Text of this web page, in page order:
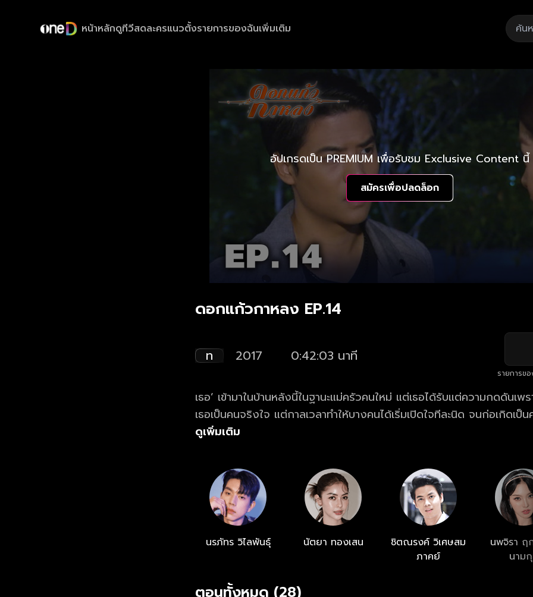
หน้าหลักดูทีวีสดละครแนวตั้งรายการของฉันเพิ่มเติม
อัปเกรดเป็น PREMIUM เพื่อรับชม Exclusive Content นี้
สมัครเพื่อปลดล็อก
ดอกแก้วกาหลง EP.14
ท 2017 0:42:03 นาที
รายการข
เธอ’ เข้ามาในบ้านหลังนี้ในฐานะแม่ครัวคนใหม่ แต่เธอได้รับแต่ความกดดันเพร
เธอเป็นคนจริงใจ แต่กาลเวลาทำให้บางคนได้เริ่มเปิดใจทีละนิด จนก่อเกิดเป็
ดูเพิ่มเติม
นรภัทร วิไลพันธุ์ นัตยา ทองเสน
ชิตณรงค์ วิเศษสม
ภาคย์
นพจิรา ฤ
นาม
ตอนทั้งหมด (28)